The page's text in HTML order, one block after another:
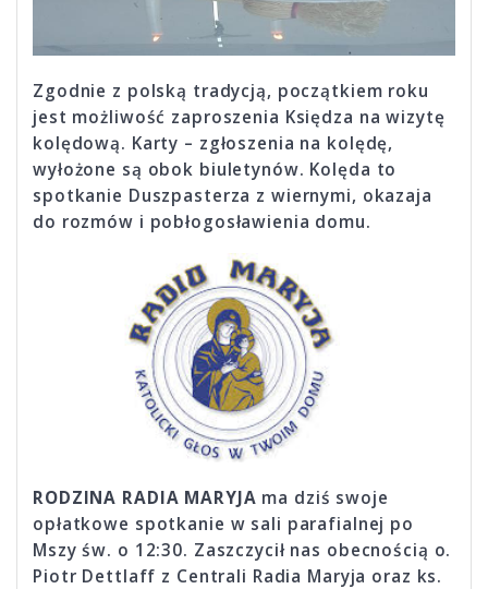
Zgodnie z polską tradycją, początkiem roku
jest możliwość za­pro­szenia Księdza na wizytę
kolędową. Karty – zgłoszenia na kolędę,
wyłożone są obok biule­tynów. Kolęda to
spotkanie Duszpasterza z wiernymi, okazaja
do rozmów i pobłogosławienia domu.
RODZINA RADIA MARYJA ma dziś swoje
opłatkowe spotkanie w sali parafialnej po
Mszy św. o 12:30. Zaszczycił nas obecnością o.
Piotr Dettlaff z Centrali Radia Maryja oraz ks.